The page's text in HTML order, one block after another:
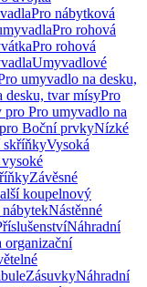
Pro nábytková
Pro rohová
Pro rohová
Umyvadlové
umyvadlo na desku,
desku, tvar mísyPro
Pro umyvadlo na
Boční prvkyNízké
skříňkyVysoká
vysoké
Závěsné
koupelnový
Nástěnné
Náhradní
organizační
ZásuvkyNáhradní